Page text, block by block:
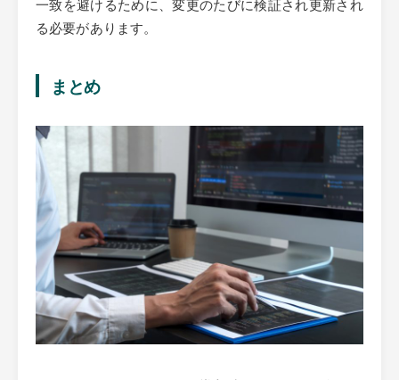
る必要があります。
まとめ